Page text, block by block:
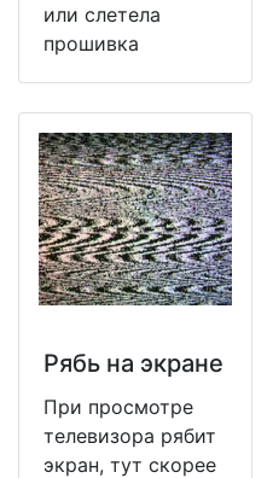
или слетела
прошивка
Рябь на экране
При просмотре
телевизора рябит
экран, тут скорее